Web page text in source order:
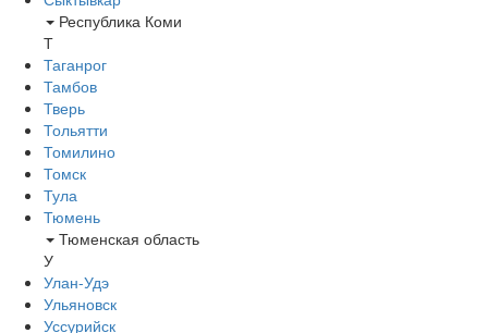
Республика Коми
Т
Таганрог
Тамбов
Тверь
Тольятти
Томилино
Томск
Тула
Тюмень
Тюменская область
У
Улан-Удэ
Ульяновск
Уссурийск